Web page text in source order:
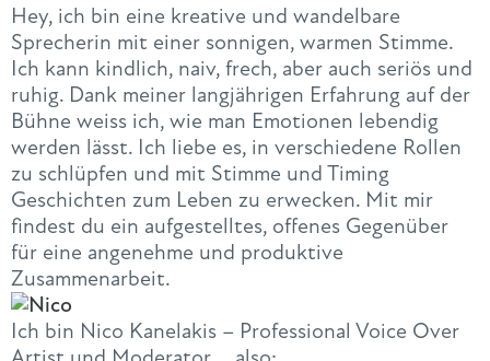
Hey, ich bin eine kreative und wandelbare
Sprecherin mit einer sonnigen, warmen Stimme.
Ich kann kindlich, naiv, frech, aber auch seriös und
ruhig. Dank meiner langjährigen Erfahrung auf der
Bühne weiss ich, wie man Emotionen lebendig
werden lässt. Ich liebe es, in verschiedene Rollen
zu schlüpfen und mit Stimme und Timing
Geschichten zum Leben zu erwecken. Mit mir
findest du ein aufgestelltes, offenes Gegenüber
für eine angenehme und produktive
Zusammenarbeit.
Ich bin Nico Kanelakis – Professional Voice Over